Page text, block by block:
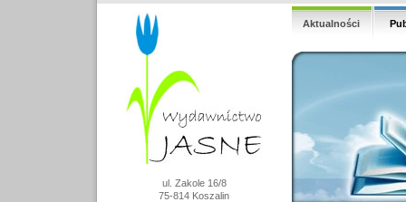
ul. Zakole 16/8
75-814 Koszalin
Aktualności